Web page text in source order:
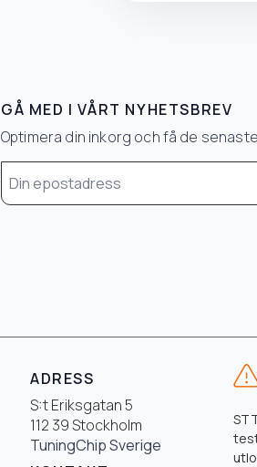
GÅ MED I VÅRT NYHETSBREV
Optimera din inkorg och få de
Email
*
ADRESS
S:t Eriksgatan 5
112 39 Stockholm
TuningChip Sverige